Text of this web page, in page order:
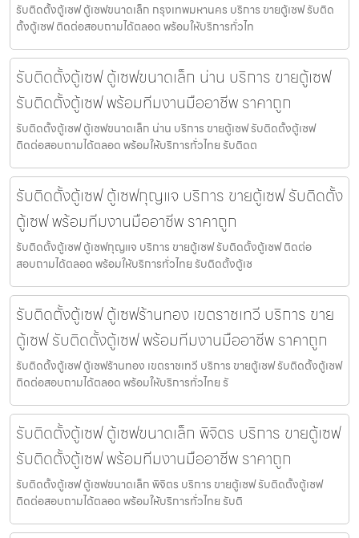
รับติดตั้งตู้เซฟ ตู้เซฟขนาดเล็ก กรุงเทพมหานคร บริการ ขายตู้เซฟ รับติด
ตั้งตู้เซฟ ติดต่อสอบถามได้ตลอด พร้อมให้บริการทั่วไท
รับติดตั้งตู้เซฟ ตู้เซฟขนาดเล็ก น่าน บริการ ขายตู้เซฟ
รับติดตั้งตู้เซฟ พร้อมทีมงานมืออาชีพ ราคาถูก
รับติดตั้งตู้เซฟ ตู้เซฟขนาดเล็ก น่าน บริการ ขายตู้เซฟ รับติดตั้งตู้เซฟ
ติดต่อสอบถามได้ตลอด พร้อมให้บริการทั่วไทย รับติดต
รับติดตั้งตู้เซฟ ตู้เซฟกุญแจ บริการ ขายตู้เซฟ รับติดตั้ง
ตู้เซฟ พร้อมทีมงานมืออาชีพ ราคาถูก
รับติดตั้งตู้เซฟ ตู้เซฟกุญแจ บริการ ขายตู้เซฟ รับติดตั้งตู้เซฟ ติดต่อ
สอบถามได้ตลอด พร้อมให้บริการทั่วไทย รับติดตั้งตู้เซ
รับติดตั้งตู้เซฟ ตู้เซฟร้านทอง เขตราชเทวี บริการ ขาย
ตู้เซฟ รับติดตั้งตู้เซฟ พร้อมทีมงานมืออาชีพ ราคาถูก
รับติดตั้งตู้เซฟ ตู้เซฟร้านทอง เขตราชเทวี บริการ ขายตู้เซฟ รับติดตั้งตู้เซฟ
ติดต่อสอบถามได้ตลอด พร้อมให้บริการทั่วไทย รั
รับติดตั้งตู้เซฟ ตู้เซฟขนาดเล็ก พิจิตร บริการ ขายตู้เซฟ
รับติดตั้งตู้เซฟ พร้อมทีมงานมืออาชีพ ราคาถูก
รับติดตั้งตู้เซฟ ตู้เซฟขนาดเล็ก พิจิตร บริการ ขายตู้เซฟ รับติดตั้งตู้เซฟ
ติดต่อสอบถามได้ตลอด พร้อมให้บริการทั่วไทย รับติ